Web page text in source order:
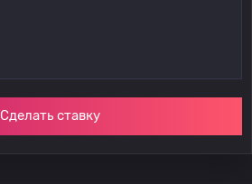
Сделать ставку